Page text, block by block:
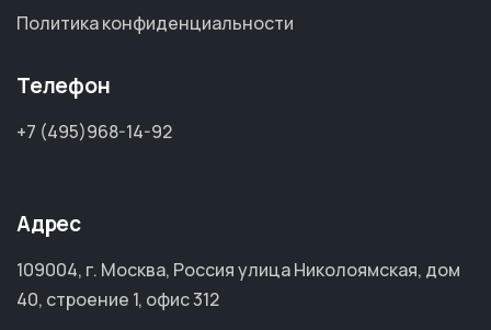
Политика конфиденциальности
Телефон
+7 (495)968-14-92
Адрес
109004, г. Москва, Россия улица Николоямская, дом
40, строение 1, офис 312